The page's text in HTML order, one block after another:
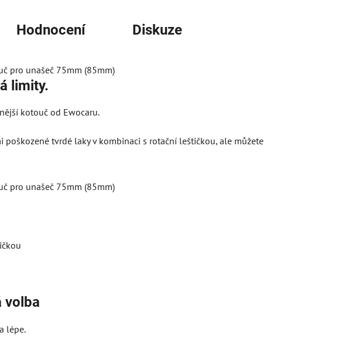
Hodnocení Diskuze
limity.
kotouč od Ewocaru.
tvrdé laky v kombinaci s rotační leštičkou, ale můžete
volba
lépe.